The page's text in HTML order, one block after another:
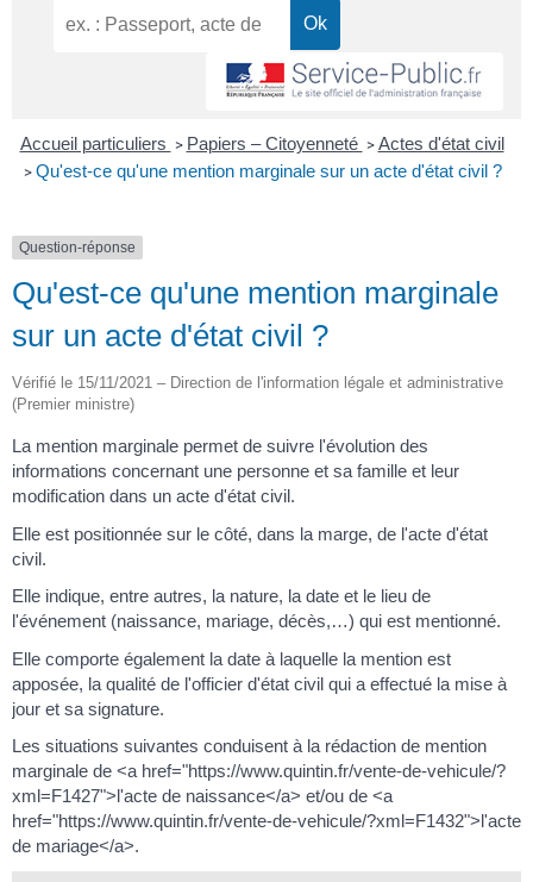
Accueil particuliers > Papiers – Citoyenneté > Actes d'état civil
> Qu'est-ce qu'une mention marginale sur un acte d'état civil ?
Question-réponse
Qu'est-ce qu'une mention marginale
sur un acte d'état civil ?
Vérifié le 15/11/2021 – Direction de l'information légale et administrative
(Premier ministre)
La mention marginale permet de suivre l'évolution des
informations concernant une personne et sa famille et leur
modification dans un acte d'état civil.
Elle est positionnée sur le côté, dans la marge, de l'acte d'état
civil.
Elle indique, entre autres, la nature, la date et le lieu de
l'événement (naissance, mariage, décès,…) qui est mentionné.
Elle comporte également la date à laquelle la mention est
apposée, la qualité de l'officier d'état civil qui a effectué la mise à
jour et sa signature.
Les situations suivantes conduisent à la rédaction de mention
marginale de <a href="https://www.quintin.fr/vente-de-vehicule/?
xml=F1427">l'acte de naissance</a> et/ou de <a
href="https://www.quintin.fr/vente-de-vehicule/?xml=F1432">l'acte
de mariage</a>.